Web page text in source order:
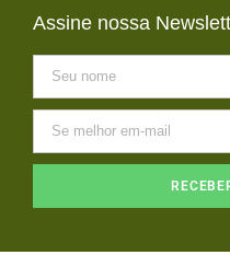
Assine nossa